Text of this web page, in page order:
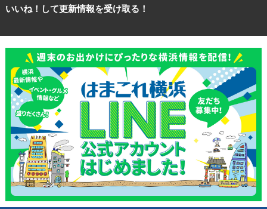
いいね！して更新情報を受け取る！